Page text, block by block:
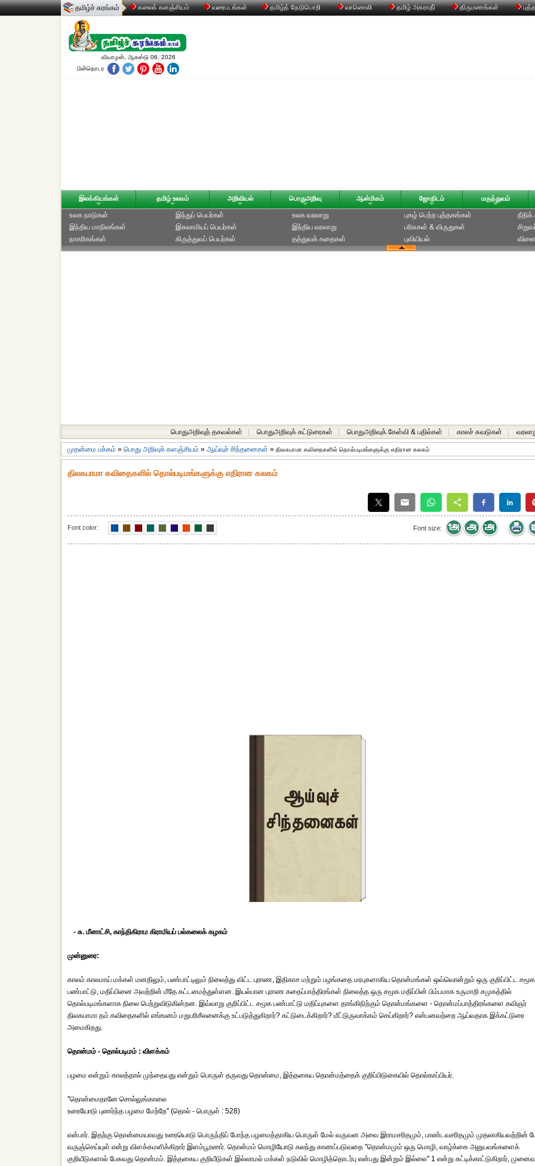
தமிழ்ச் சுரங்கம் கலைக் களஞ்சியம் வரைபடங்கள் தமிழ்த் தேடுபொறி வானொலி தமிழ் அகராதி் திருமணங்கள்
வியாழன், ஆகஸ்டு 06, 2026
பின்தொடர
இலக்கியங்கள் தமிழ் உலகம் அறிவியல் பொதுஅறிவு ஆன்மிகம் ஜோதிடம் மருத்துவம்
உலக நாடுகள்
இந்திய மாநிலங்கள்
நாகரிகங்கள்
இந்துப் பெயர்கள்
இசுலாமியப் பெயர்கள்
கிருத்துவப் பெயர்கள்
உலக வரலாறு
இந்திய வரலாறு
தத்துவக் கதைகள்
புகழ் பெற்ற புத்தகங்கள்
பரிசுகள் & விருதுகள்
புவியியல்
பொதுஅறிவுத் தகவல்கள் பொதுஅறிவுக் கட்டுரைகள் பொதுஅறிவுக் கேள்வி & பதில்கள் காலச் சுவடுகள்
முதன்மை பக்கம் » பொது அறிவுக் களஞ்சியம் » ஆய்வுச் சிந்தனைகள் » திலகபாமா கவிதைகளில் தொல்படிமங்களுக்கு எதிரான கலகம்
திலகபாமா கவிதைகளில் தொல்படிமங்களுக்கு எதிரான கலகம்
Font color: Font size:
- சு. மீனாட்சி, காந்திகிராம கிராமியப் பல்கலைக் கழகம்
முன்னுரை:
காலம் காலமாய் மக்கள் மனதிலும், பண்பாட்டிலும் நிலைத்து விட்ட புராண, இதிகாச மற்றும் பழங்கதை மரபுகளாகிய தொன்மங்கள் ஒவ்வொன்றும் ஒரு குறிப்பிட்ட
பண்பாட்டு, மதிப்பினை அவற்றின் மீதே கட்டமைத்துள்ளன. இயல்பான புராண கதைப்பாத்திரங்கள் நிலைத்த ஒரு சமூக மதிப்பின் பிம்பமாக உருமாறி சமுகத்தில்
தொல்படிமங்களாக நிலை பெற்றுவிடுகின்றன. இவ்வாறு குறிப்பிட்ட சமூக பண்பாட்டு மதிப்புகளை தாங்கிநிற்கும் தொன்மங்களை - தொன்மப்பாத்திரங்களை கவிஞர்
திலகபாமா தம் கவிதைகளில் எங்ஙனம் மறுபரிசீலனைக்கு உட்படுத்துகிறார்? கட்டுடைக்கிறார்? மீட்டுருவாக்கம் செய்கிறார்? என்பனவற்றை ஆய்வதாக இக்கட்டுரை
அமைகிறது.
தொன்மம் - தொல்படிமம் : விளக்கம்
பழமை என்றும் காலத்தால் முந்தையது என்றும் பொருள் தருவது தொன்மை, இத்தகைய தொன்மத்தைக் குறிப்பிடுகையில் தொல்காப்பியர்.
''தொன்மைதானே சொல்லுங்காலை
உரையோடு புணர்ந்த பழமை மேற்றே'' (தொல் - பொருள் : 528)
என்பார். இதற்கு தொன்மையாவது உரையொடு பொருந்திப் போந்த பழமைத்தாகிய பொருள் மேல் வருவன அவை இராமசரிதமும், பாண்டவசரிதமும் முதலாகியவற்றின்
வருஞ்செய்யுள் என்று விளக்கமளிக்கிறார் இளம்பூரணர். தொன்மம் மொழியோடு கலந்து காணப்படுவதை ''தொன்மமும் ஒரு மொழி, வாழ்க்கை அனுபவங்களைக்
குறியீடுகளால் பேசுவது தொன்மம். இத்தகைய குறியீடுகள் இல்லாமல் மக்கள் நடுவில் மொழித்தொடர்பு என்பது இன்றும் இல்லை'' 1 என்று சுட்டிக்காட்டுகிறார்,